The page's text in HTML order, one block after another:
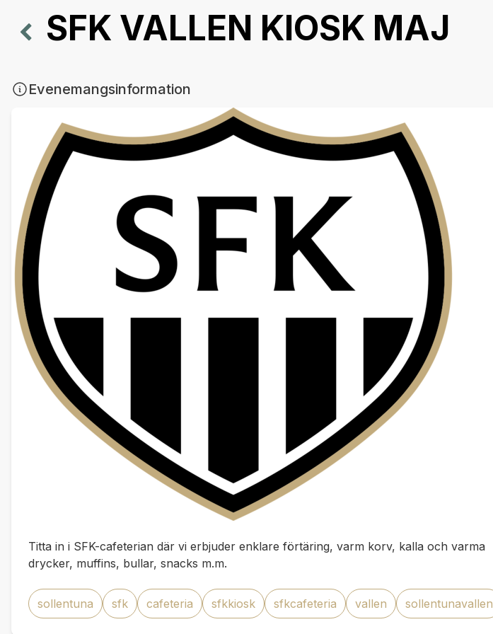
SFK VALLEN KIOSK MAJ
Evenemangsinformation
Titta in i SFK-cafeterian där vi erbjuder enklare förtäring, varm korv, kalla och varma
drycker, muffins, bullar, snacks m.m.
sollentuna sfk cafeteria sfkkiosk sfkcafeteria vallen sollentunavallen